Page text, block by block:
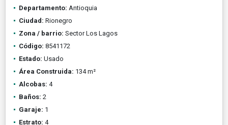
Departamento: Antioquia
Ciudad: Rionegro
Zona / barrio: Sector Los Lagos
Código: 8541172
Estado: Usado
Área Construida: 134 m²
Alcobas: 4
Baños: 2
Garaje: 1
Estrato: 4